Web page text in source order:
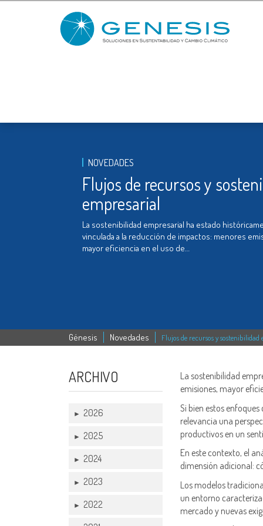
NOVEDADES
Flujos de recursos y
empresarial
La sostenibilidad empresarial ha estado
vinculada a la reducción de impactos: menores
mayor eficiencia en el uso de…
Génesis Novedades Flujos de recursos y
ARCHIVO
► 2026
► 2025
► 2024
► 2023
► 2022
La sostenibilidad
emisiones, mayor
Si bien estos
relevancia una
productivos en un
En este contexto, el
dimensión adicional:
Los modelos
un entorno
mercado y nuevas